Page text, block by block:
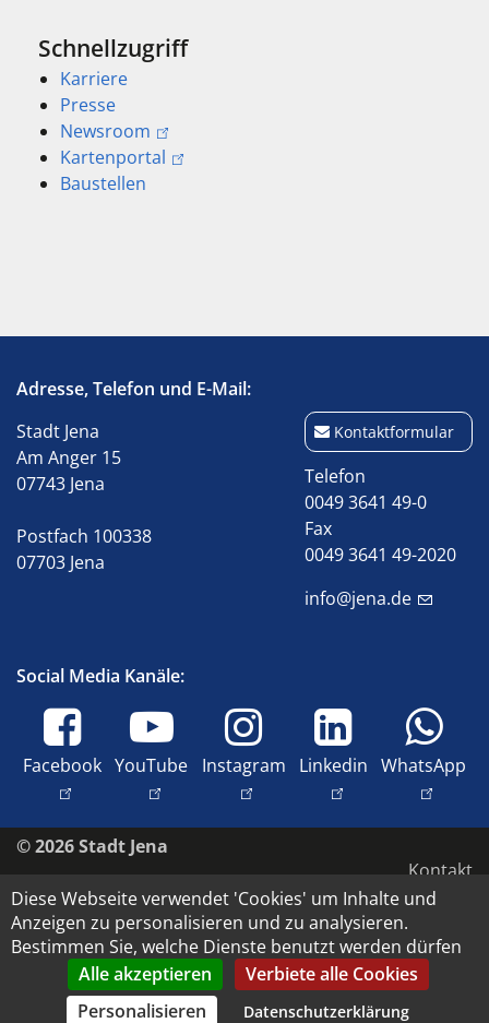
Schnellzugriff
Karriere
Presse
Newsroom
Kartenportal
Baustellen
Adresse, Telefon und E-Mail:
Stadt Jena
Am Anger 15
07743 Jena
Postfach 100338
07703 Jena
Kontaktformular
Telefon
0049 3641 49-0
Fax
0049 3641 49-2020
info@jena.de
Social Media Kanäle:
Facebook YouTube Instagram Linkedin WhatsApp
© 2026 Stadt Jena
Kontakt
Impressum
Barrierefreiheit
Datenschutz
Copyright und Bildrechte
Diese Webseite verwendet 'Cookies' um Inhalte und
Anzeigen zu personalisieren und zu analysieren.
Bestimmen Sie, welche Dienste benutzt werden dürfen
Alle akzeptieren
Verbiete alle Cookies
Personalisieren
Datenschutzerklärung